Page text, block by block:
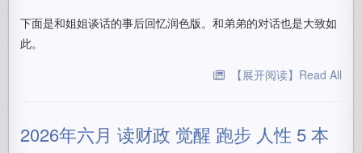
下面是和姐姐谈话的事后回忆润色版。和弟弟的对话也是大致如
此。
【展开阅读】Read All
2026年六月 读财政 觉醒 跑步 人性 5 本